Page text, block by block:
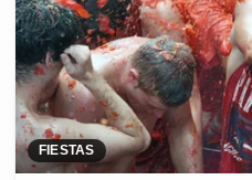
FIESTAS